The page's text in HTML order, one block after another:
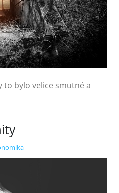
to bylo velice smutné a